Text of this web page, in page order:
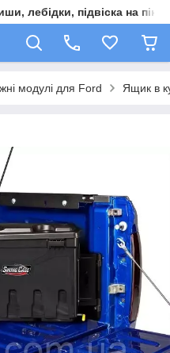
лебідки, підвіска на пікап
модулі для Ford Ящик в